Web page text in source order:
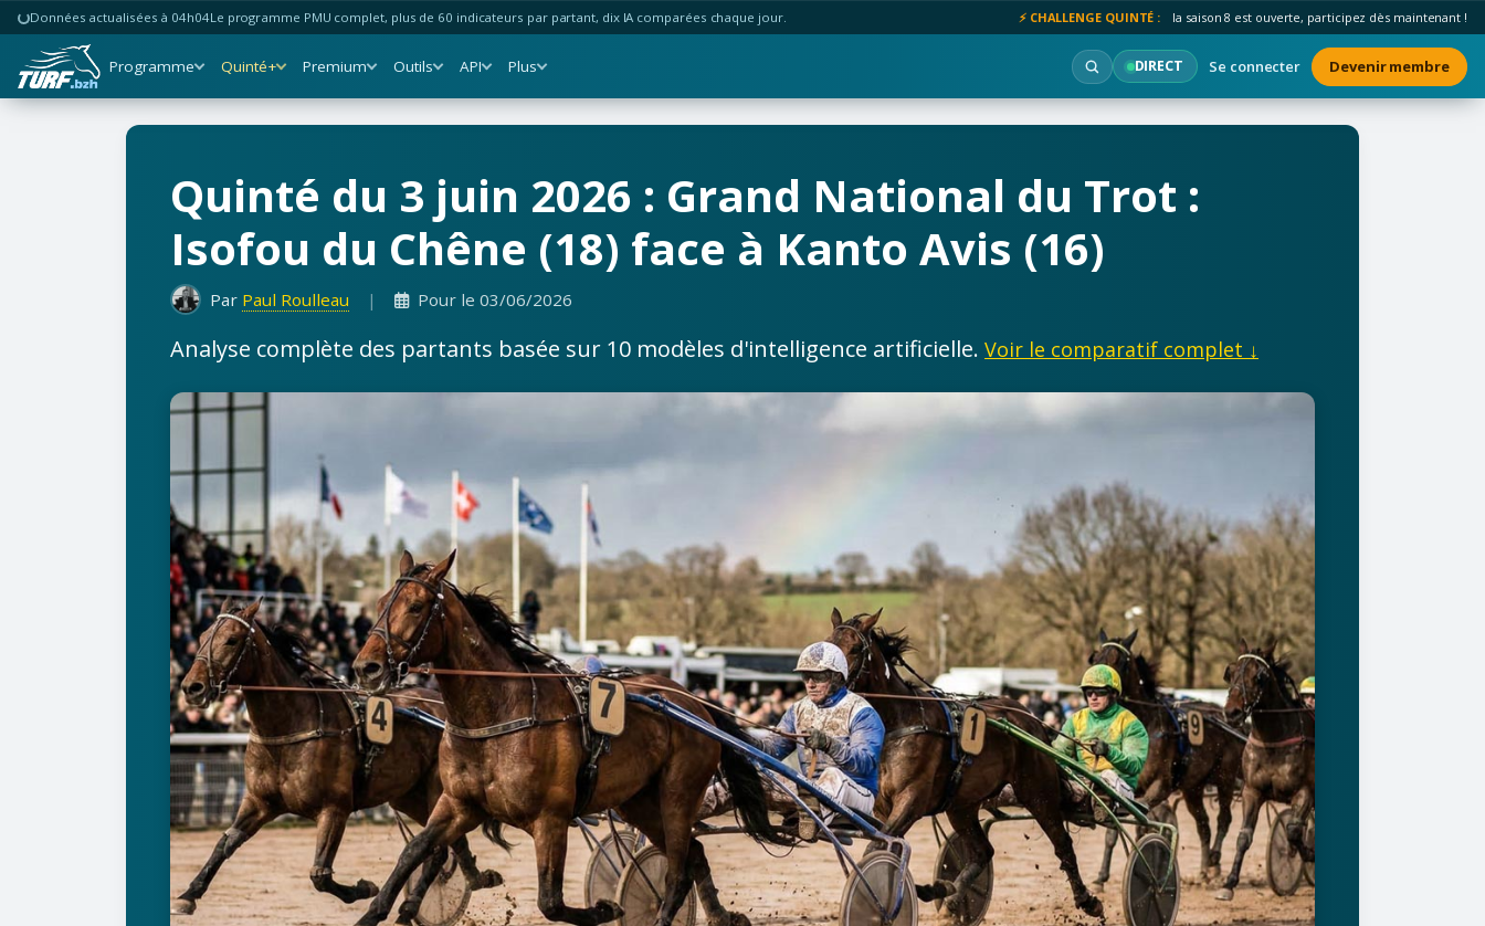
Données actualisées à 04h04Le programme PMU complet, plus de 60 indicateurs par partant, dix IA comparées chaque jour. ⚡ CHALLENGE QUINTÉ : la saison 8 est ouverte, participez dès maintenant !
Programme Quinté+ Premium Outils API Plus DIRECT Se connecter Devenir membre
Quinté du 3 juin 2026 : Grand National du Trot :
Isofou du Chêne (18) face à Kanto Avis (16)
Par Paul Roulleau | Pour le 03/06/2026
Analyse complète des partants basée sur 10 modèles d'intelligence artificielle. Voir le comparatif complet ↓